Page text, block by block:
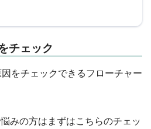
チェック
をチェックできるフローチャー
みの方はまずはこちらのチェッ